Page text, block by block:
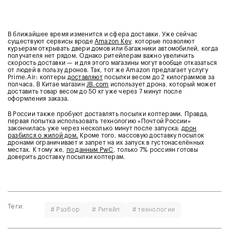
В ближайшее время изменится и сфера доставки. Уже сейчас
существуют сервисы вроде Amazon Key, которые позволяют
курьерам открывать двери домов или багажники автомобилей, когда
получателя нет рядом. Однако ритейлерам важно увеличить
скорость доставки — и для этого магазины могут вообще отказаться
от людей в пользу дронов. Так, тот же Amazon предлагает услугу
Prime.Air: коптеры доставляютпосылки весом до 2 килограммов за
полчаса. В Китае магазин JB.com использует дрона, который может
доставить товар весом до 50 кг уже через 7 минут после
оформления заказа.
В России также пробуют доставлять посылки коптерами. Правда,
первая попытка использовать технологию «Почтой России»
закончилась уже через несколько минут после запуска: дрон
разбился о жилой дом. Кроме того, массовую доставку посылок
дронами ограничивает и запрет на их запуск в густонаселённых
местах. К тому же,
по данным PwC , только 7% россиян готовы
доверить доставку посылки коптерам.
Теги: # Разбор # Ритейл # технологии